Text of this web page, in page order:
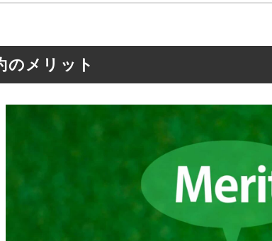
のメリット